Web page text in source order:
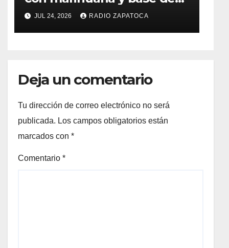
coca en el barrio La
Merced de Zapatoca
JUL 24, 2026 RADIO ZAPATOCA
Deja un comentario
Tu dirección de correo electrónico no será
publicada. Los campos obligatorios están
marcados con *
Comentario *